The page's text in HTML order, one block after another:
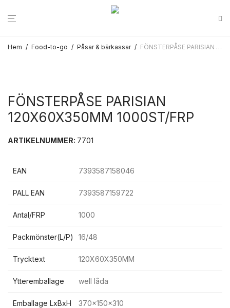
Hem / Food-to-go / Påsar & bärkassar / FÖNSTERPÅSE PARISIAN 120X60X350MM 1000ST/FRP
FÖNSTERPÅSE PARISIAN
120X60X350MM 1000ST/FRP
ARTIKELNUMMER: 7701
EAN 7393587158046
PALL EAN 7393587159722
Antal/FRP 1000
Packmönster(L/P) 16/48
Trycktext 120X60X350MM
Ytteremballage well låda
Emballage LxBxH
370x150x310